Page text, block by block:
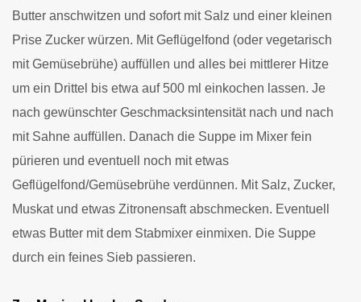
Butter anschwitzen und sofort mit Salz und einer kleinen
Prise Zucker würzen. Mit Geflügelfond (oder vegetarisch
mit Gemüsebrühe) auffüllen und alles bei mittlerer Hitze
um ein Drittel bis etwa auf 500 ml einkochen lassen. Je
nach gewünschter Geschmacksintensität nach und nach
mit Sahne auffüllen. Danach die Suppe im Mixer fein
pürieren und eventuell noch mit etwas
Geflügelfond/Gemüsebrühe verdünnen. Mit Salz, Zucker,
Muskat und etwas Zitronensaft abschmecken. Eventuell
etwas Butter mit dem Stabmixer einmixen. Die Suppe
durch ein feines Sieb passieren.